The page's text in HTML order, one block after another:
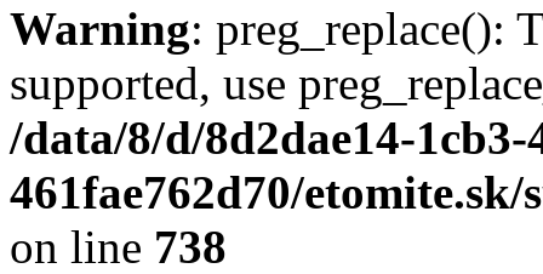
Warning: preg_replace():
supported, use
/data/8/d/8d2dae14-1cb3-
461fae762d70/
on line 738